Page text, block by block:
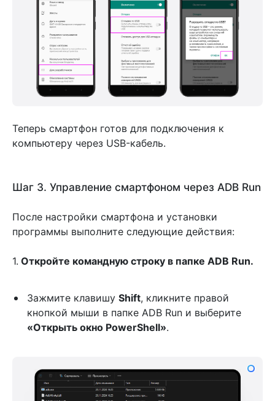
Теперь смартфон готов для подключения к
компьютеру через USB-кабель.
Шаг 3. Управление смартфоном через ADB Run
После настройки смартфона и установки
программы выполните следующие действия:
1. Откройте командную строку в папке ADB Run.
Зажмите клавишу Shift, кликните правой
кнопкой мыши в папке ADB Run и выберите
«Открыть окно PowerShell».